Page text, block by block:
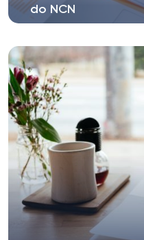
do NCN